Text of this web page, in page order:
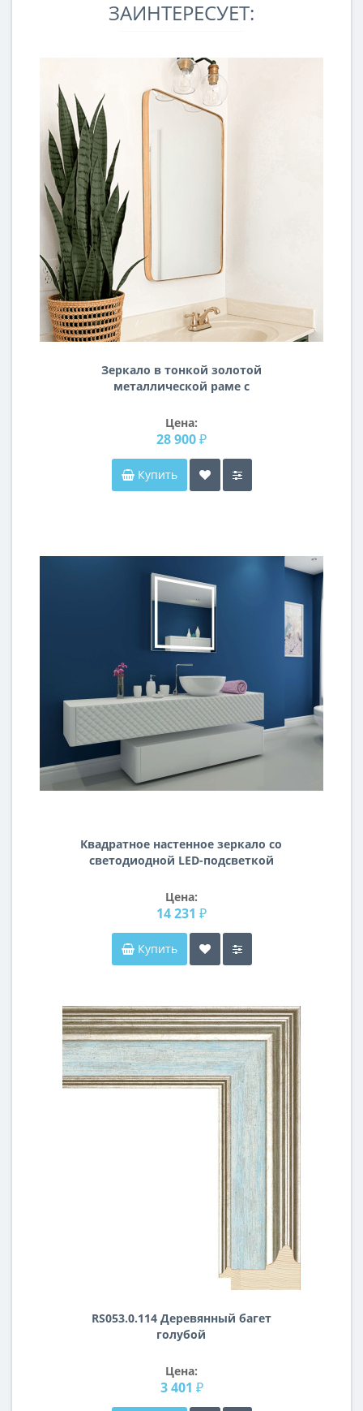
ЗАИНТЕРЕСУЕТ:
Зеркало в тонкой золотой
металлической раме с
Цена:
28 900 ₽
Купить
Квадратное настенное зеркало со
светодиодной LED-подсветкой
Цена:
14 231 ₽
Купить
RS053.0.114 Деревянный багет
голубой
Цена:
3 401 ₽